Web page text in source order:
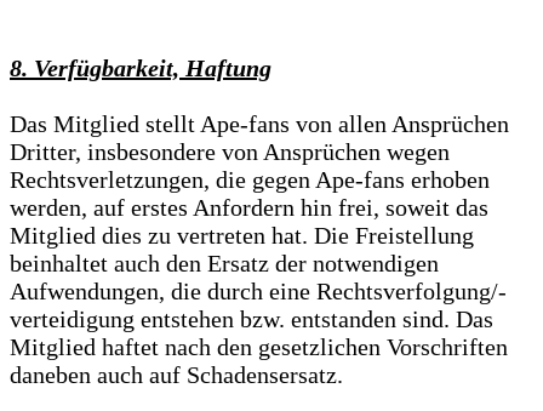
8. Verfügbarkeit, Haftung
Das Mitglied stellt Ape-fans von allen Ansprüchen
Dritter, insbesondere von Ansprüchen wegen
Rechtsverletzungen, die gegen Ape-fans erhoben
werden, auf erstes Anfordern hin frei, soweit das
Mitglied dies zu vertreten hat. Die Freistellung
beinhaltet auch den Ersatz der notwendigen
Aufwendungen, die durch eine Rechtsverfolgung/-
verteidigung entstehen bzw. entstanden sind. Das
Mitglied haftet nach den gesetzlichen Vorschriften
daneben auch auf Schadensersatz.